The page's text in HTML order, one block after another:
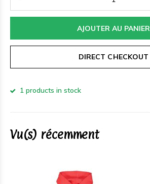
AJOUTER AU PANIER
DIRECT CHECKOUT
1 products in stock
Vu(s) récemment